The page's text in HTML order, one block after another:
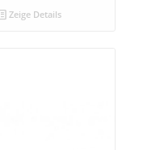
Zeige Details